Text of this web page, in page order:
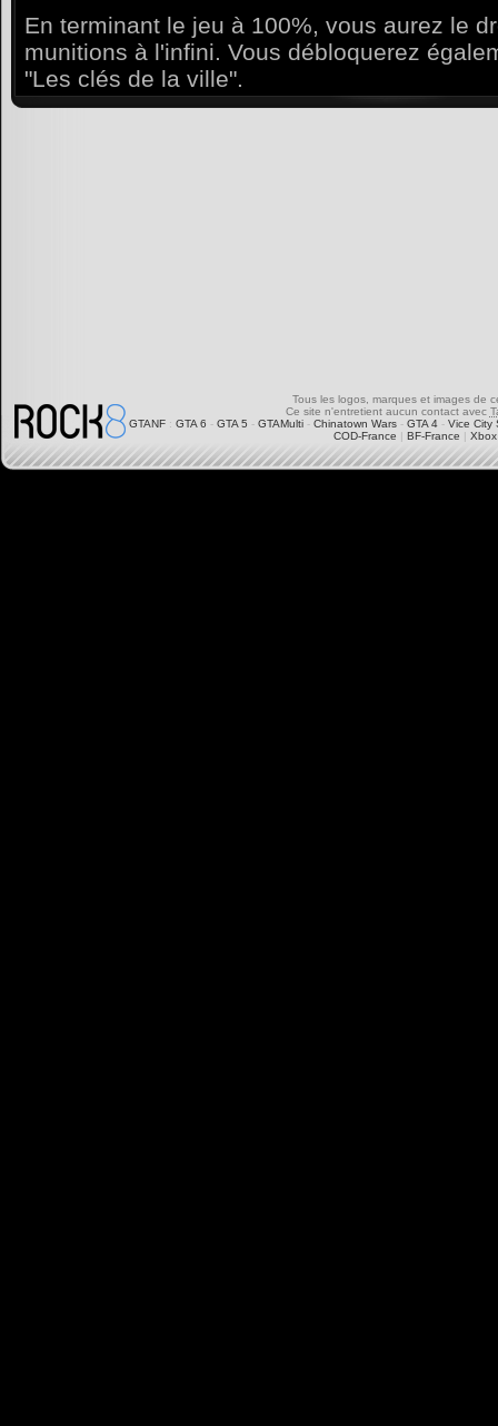
En terminant le jeu à 100%, vous aurez le
munitions à l'infini. Vous débloquerez
"Les clés de la ville".
Tous les logos, marques et images de
Ce site n'entretient aucun contact avec
GTANF : GTA 6 - GTA 5 - GTAMulti - Chinatown Wars - GTA 4 - Vice City
COD-France | BF-France |